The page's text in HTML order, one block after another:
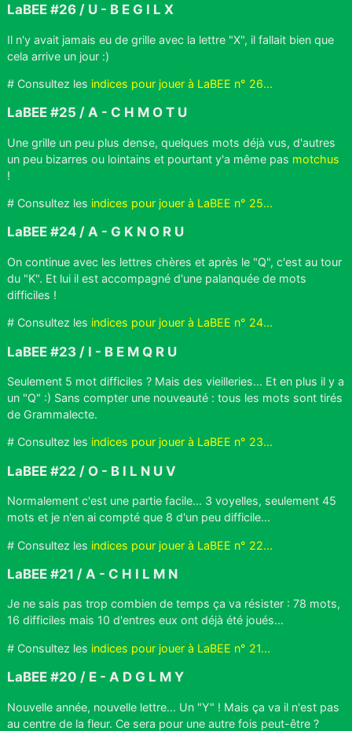
LaBEE #26 / U - B E G I L X
Il n'y avait jamais eu de grille avec la lettre "X", il fallait bien que
cela arrive un jour :)
# Consultez les indices pour jouer à LaBEE n° 26...
LaBEE #25 / A - C H M O T U
Une grille un peu plus dense, quelques mots déjà vus, d'autres
un peu bizarres ou lointains et pourtant y'a même pas motchus
!
# Consultez les indices pour jouer à LaBEE n° 25...
LaBEE #24 / A - G K N O R U
On continue avec les lettres chères et après le "Q", c'est au tour
du "K". Et lui il est accompagné d'une palanquée de mots
difficiles !
# Consultez les indices pour jouer à LaBEE n° 24...
LaBEE #23 / I - B E M Q R U
Seulement 5 mot difficiles ? Mais des vieilleries... Et en plus il y a
un "Q" :) Sans compter une nouveauté : tous les mots sont tirés
de Grammalecte.
# Consultez les indices pour jouer à LaBEE n° 23...
LaBEE #22 / O - B I L N U V
Normalement c'est une partie facile... 3 voyelles, seulement 45
mots et je n'en ai compté que 8 d'un peu difficile...
# Consultez les indices pour jouer à LaBEE n° 22...
LaBEE #21 / A - C H I L M N
Je ne sais pas trop combien de temps ça va résister : 78 mots,
16 difficiles mais 10 d'entres eux ont déjà été joués...
# Consultez les indices pour jouer à LaBEE n° 21...
LaBEE #20 / E - A D G L M Y
Nouvelle année, nouvelle lettre... Un "Y" ! Mais ça va il n'est pas
au centre de la fleur. Ce sera pour une autre fois peut-être ?